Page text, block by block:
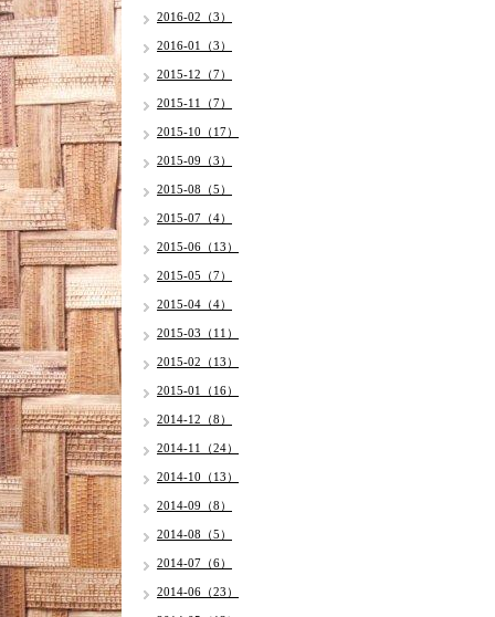
2016-02（3）
2016-01（3）
2015-12（7）
2015-11（7）
2015-10（17）
2015-09（3）
2015-08（5）
2015-07（4）
2015-06（13）
2015-05（7）
2015-04（4）
2015-03（11）
2015-02（13）
2015-01（16）
2014-12（8）
2014-11（24）
2014-10（13）
2014-09（8）
2014-08（5）
2014-07（6）
2014-06（23）